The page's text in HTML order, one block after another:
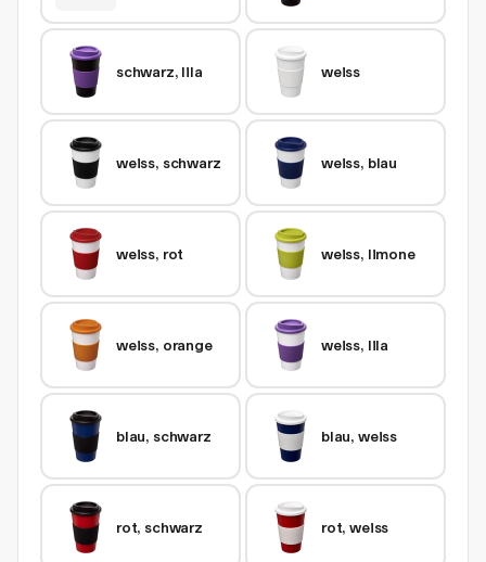
schwarz, lila weiss
weiss, schwarz weiss, blau
weiss, rot weiss, limone
weiss, orange weiss, lila
blau, schwarz blau, weiss
rot, schwarz rot, weiss